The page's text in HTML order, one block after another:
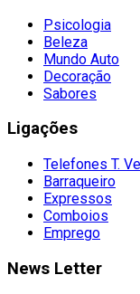
Psicologia
Beleza
Mundo Auto
Decoração
Sabores
Ligações
Telefones T.
Barraqueiro
Expressos
Comboios
Emprego
News Letter